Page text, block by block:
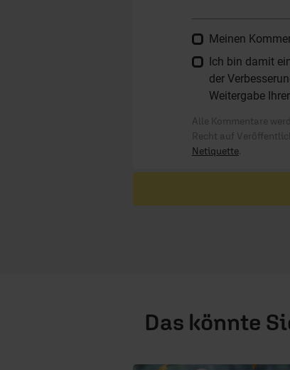
Meinen
Ich bin damit
der
Weitergabe
Alle Kommentare
Recht auf
Netiquette.
Das könnte